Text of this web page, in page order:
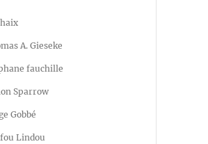
A. Gieseke
fauchille
Sparrow
Gobbé
Lindou